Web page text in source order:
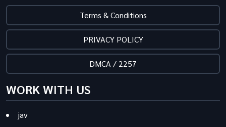
Terms & Conditions
PRIVACY POLICY
DMCA / 2257
WORK WITH US
jav